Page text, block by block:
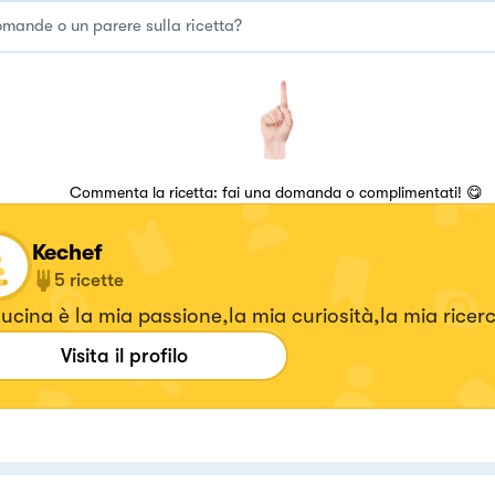
Commenta la ricetta: fai una domanda o complimentati! 😋
Kechef
5 ricette
è la mia passione,la mia curiosità,la mia
Visita il profilo